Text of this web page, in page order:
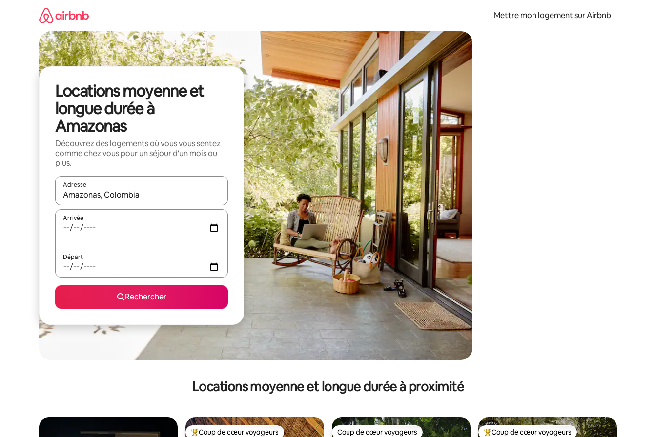
Mettre mon logement sur Airbnb
Locations moyenne et
longue durée à
Amazonas
Découvrez des logements où vous vous sentez
comme chez vous pour un séjour d'un mois ou
plus.
Adresse
Lorsque les résultats s'affichent, utilisez les flèches vers le haut et vers le bas pour les parcourir ou en appuyant et en faisant glisser.
Arrivée
Départ
Rechercher
Locations moyenne et longue durée à proximité
Coup de cœur voyageurs Coup de cœur voyageurs Coup de cœur voyageurs